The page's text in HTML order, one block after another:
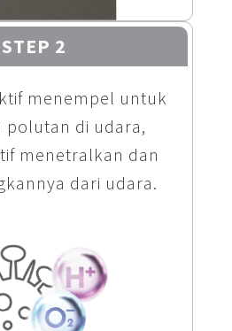
STEP 2
menempel untuk
polutan di udara,
menetralkan dan
dari udara.